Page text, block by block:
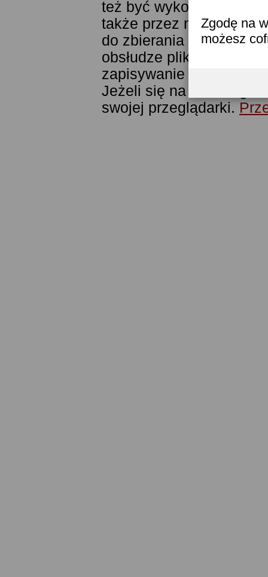
Zgodę na
możesz
też być
także przez narzędzie
do zbierania statystyk.
obsłudze plików
zapisywanie ich w
Jeżeli się na to nie
swojej przeglądarki.